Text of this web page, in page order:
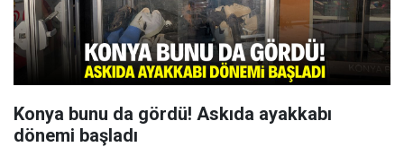
Konya bunu da gördü! Askıda ayakkabı
dönemi başladı